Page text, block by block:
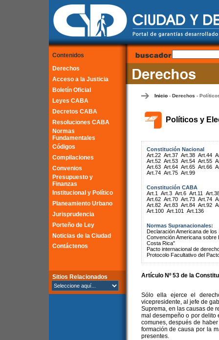
Contenidos
Derechos
Acceso a la Justicia
Boletín Oficial
Leyes CABA
Decretos CABA
Resoluciones CABA
Normas
Fundamentales
Códigos
Compilaciones
Convenios
Presupuesto y
Finanzas
Institucional y Político
Planeamiento Urbano
Jurisprudencia
Porteño de Ley
Noticias de la Ciudad
Contáctenos
Sitios Relacionados
Inicio- Derechos -
Políticos y
Constitución Nacional
Art.22 Art.37 Art.38 Art.44
Art.52 Art.53 Art.54 Art.55
Art.63 Art.64 Art.65 Art.66
Art.74 Art.75 Art.99
Constitución CABA
Art.1
Art.3 Art.6 Art.11
Art.62 Art.70 Art.73 Art.74
Art.82 Art.83 Art.84 Art.92
Art.100 Art.101 Art.136
Normas Supranacionales:
Declaración Americana de
Convención Americana
Costa Rica"
Pacto internacional de
Protocolo Facultativo del
Artículo Nº 53 de la
Sólo ella ejerce el
vicepresidente, al jefe de
Suprema, en las causas de
mal desempeño o por delito
comunes, después de
formación de causa por la
presentes.